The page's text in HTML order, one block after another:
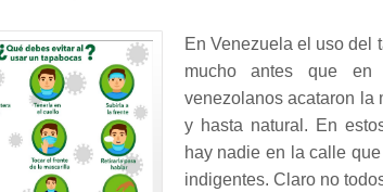
En Venezuela el uso del
mucho antes que
venezolanos acataron la
y hasta natural. En
hay nadie en la calle
indigentes. Claro no